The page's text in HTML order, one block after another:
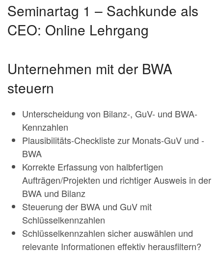
Seminartag 1 – Sachkunde als
CEO: Online Lehrgang
Unternehmen mit der BWA
steuern
Unterscheidung von Bilanz-, GuV- und BWA-
Kennzahlen
Plausibilitäts-Checkliste zur Monats-GuV und -
BWA
Korrekte Erfassung von halbfertigen
Aufträgen/Projekten und richtiger Ausweis in der
BWA und Bilanz
Steuerung der BWA und GuV mit
Schlüsselkennzahlen
Schlüsselkennzahlen sicher auswählen und
relevante Informationen effektiv herausfiltern?